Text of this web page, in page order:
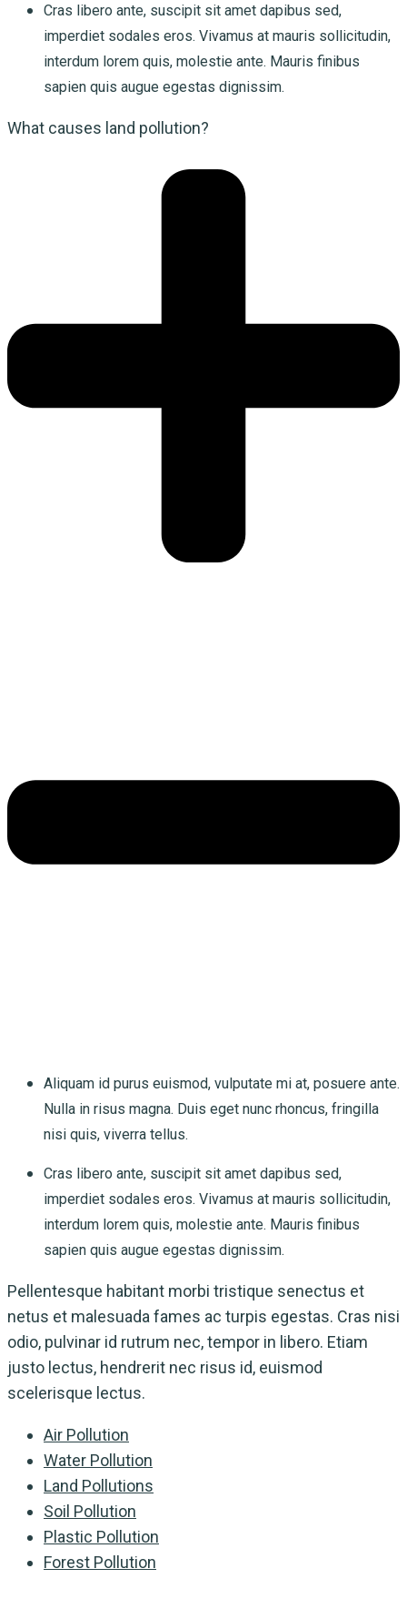
Cras libero ante, suscipit sit amet dapibus sed,
imperdiet sodales eros. Vivamus at mauris sollicitudin,
interdum lorem quis, molestie ante. Mauris finibus
sapien quis augue egestas dignissim.
What causes land pollution?
Aliquam id purus euismod, vulputate mi at, posuere ante.
Nulla in risus magna. Duis eget nunc rhoncus, fringilla
nisi quis, viverra tellus.
Cras libero ante, suscipit sit amet dapibus sed,
imperdiet sodales eros. Vivamus at mauris sollicitudin,
interdum lorem quis, molestie ante. Mauris finibus
sapien quis augue egestas dignissim.
Pellentesque habitant morbi tristique senectus et
netus et malesuada fames ac turpis egestas. Cras nisi
odio, pulvinar id rutrum nec, tempor in libero. Etiam
justo lectus, hendrerit nec risus id, euismod
scelerisque lectus.
Air Pollution
Water Pollution
Land Pollutions
Soil Pollution
Plastic Pollution
Forest Pollution